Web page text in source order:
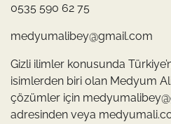
0535 590 62 75
medyumalibey@gmail.com
Gizli ilimler konusunda
isimlerden biri olan Medyum
çözümler için
adresinden veya